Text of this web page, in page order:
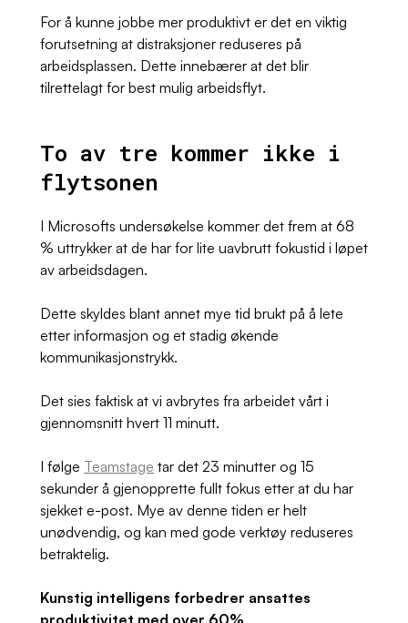
For å kunne jobbe mer produktivt er det en viktig
forutsetning at distraksjoner reduseres på
arbeidsplassen. Dette innebærer at det blir
tilrettelagt for best mulig arbeidsflyt.
To av tre kommer ikke i
flytsonen
I Microsofts undersøkelse kommer det frem at 68
% uttrykker at de har for lite uavbrutt fokustid i løpet
av arbeidsdagen.
Dette skyldes blant annet mye tid brukt på å lete
etter informasjon og et stadig økende
kommunikasjonstrykk.
Det sies faktisk at vi avbrytes fra arbeidet vårt i
gjennomsnitt hvert 11 minutt.
I følge Teamstage tar det 23 minutter og 15
sekunder å gjenopprette fullt fokus etter at du har
sjekket e-post. Mye av denne tiden er helt
unødvendig, og kan med gode verktøy reduseres
betraktelig.
Kunstig intelligens forbedrer ansattes
produktivitet med over 60%